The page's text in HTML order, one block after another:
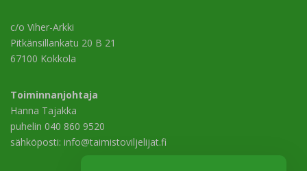
c/o Viher-Arkki
Pitkänsillankatu 20 B 21
67100 Kokkola
Toiminnanjohtaja
Hanna Tajakka
puhelin 040 860 9520
sähköposti: info@taimistoviljelijat.fi